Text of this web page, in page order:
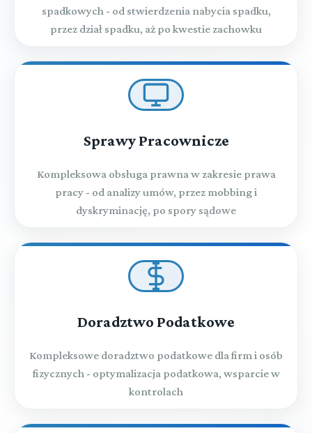
spadkowych - od stwierdzenia nabycia spadku,
przez dział spadku, aż po kwestie zachowku
Sprawy Pracownicze
Kompleksowa obsługa prawna w zakresie prawa
pracy - od analizy umów, przez mobbing i
dyskryminację, po spory sądowe
Doradztwo Podatkowe
Kompleksowe doradztwo podatkowe dla firm i osób
fizycznych - optymalizacja podatkowa, wsparcie w
kontrolach